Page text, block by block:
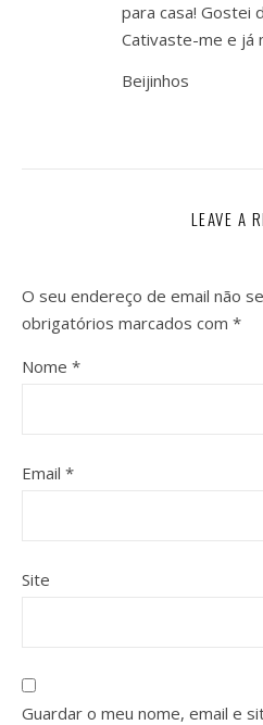
para casa! Gostei
Cativaste-me e já
Beijinhos
LEAVE A
O seu endereço de email não
obrigatórios marcados com *
Nome *
Email *
Site
Guardar o meu nome, email e